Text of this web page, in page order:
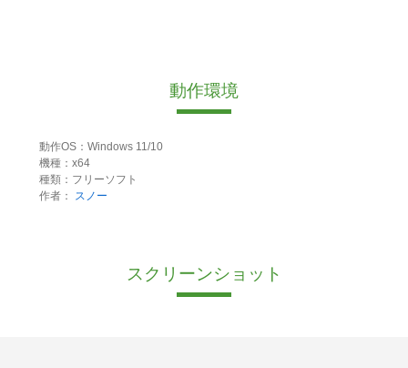
動作環境
動作OS：Windows 11/10
機種：x64
種類：フリーソフト
作者：
スノー
スクリーンショット